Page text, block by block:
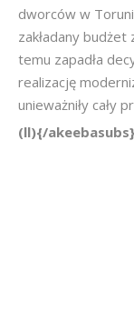
dworców w
zakładany budżet
temu zapadła
realizację
unieważniły cały
(ll){/akeebasubs}